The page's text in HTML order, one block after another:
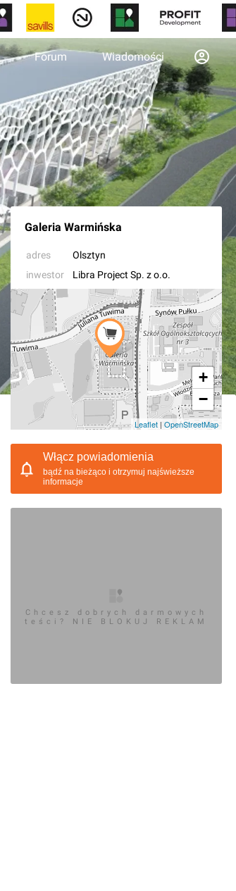
Forum Wiadomości
Galeria Warmińska
adres
Olsztyn
inwestor
Libra Project Sp. z o.o.
+
−
Leaflet | OpenStreetMap
Włącz powiadomienia
bądź na bieżąco i otrzymuj najświeższe
informacje
Chcesz dobrych darmowych
teści? NIE BLOKUJ REKLAM